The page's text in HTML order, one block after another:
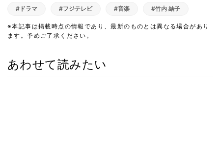
#ドラマ #フジテレビ #音楽 #竹内 結子
※本記事は掲載時点の情報であり、最新のものとは異なる場合があり
ます。予めご了承ください。
あわせて読みたい